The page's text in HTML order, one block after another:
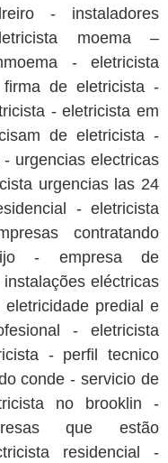
- instaladores
moema –
- eletricista
de eletricista -
- eletricista em
de eletricista -
urgencias electricas
urgencias las 24
- eletricista
contratando
- empresa de
eléctricas
predial e
- eletricista
- perfil tecnico
conde - servicio de
no brooklin -
que estão
residencial -